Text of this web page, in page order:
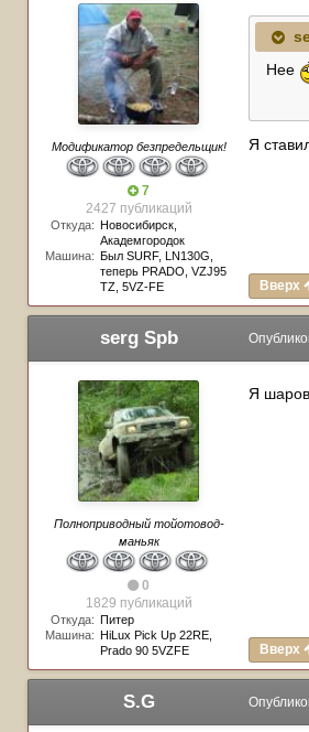
Модификатор безпредельщик!
7
2427 публикаций
Откуда: Новосибирск,
Академгородок
Машина: Был SURF, LN130G,
теперь PRADO, VZJ95
TZ, 5VZ-FE
Нее
Я
Вверх
serg Spb
Полноприводный тойотовод-
маньяк
0
1829 публикаций
Откуда: Питер
Машина: HiLux Pick Up 22RE,
Prado 90 5VZFE
Я
Вверх
S.G